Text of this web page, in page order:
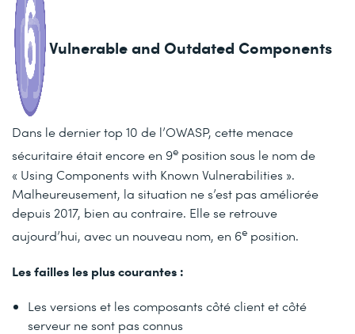
Vulnerable and Outdated Components
Dans le dernier top 10 de l’OWASP, cette menace
sécuritaire était encore en 9e position sous le nom de
« Using Components with Known Vulnerabilities ».
Malheureusement, la situation ne s’est pas améliorée
depuis 2017, bien au contraire. Elle se retrouve
aujourd’hui, avec un nouveau nom, en 6e position.
Les failles les plus courantes :
Les versions et les composants côté client et côté
serveur ne sont pas connus